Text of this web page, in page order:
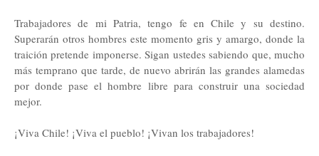
Trabajadores de mi Patria, tengo fe en Chile y su destino.
Superarán otros hombres este momento gris y amargo, donde la
traición pretende imponerse. Sigan ustedes sabiendo que, mucho
más temprano que tarde, de nuevo abrirán las grandes alamedas
por donde pase el hombre libre para construir una sociedad
mejor.
¡Viva Chile! ¡Viva el pueblo! ¡Vivan los trabajadores!